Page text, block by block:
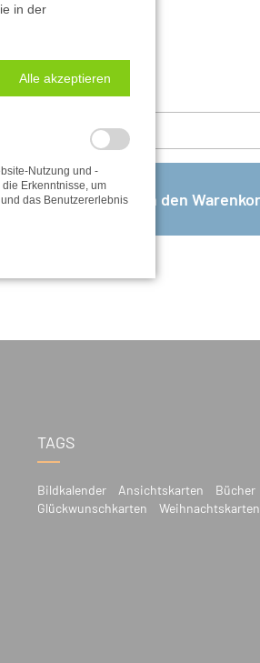
TAGS
Bildkalender Ansichtskarten
Bücher
Glückwunschkarten
Weihnachtskarten
in der
Alle akzeptieren
Nutzung und -
Erkenntnisse, um
das Benutzererlebnis